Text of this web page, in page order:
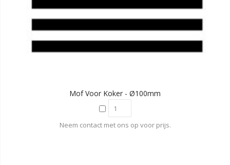
Mof Voor Koker - Ø100mm
Neem contact met ons op voor prijs.